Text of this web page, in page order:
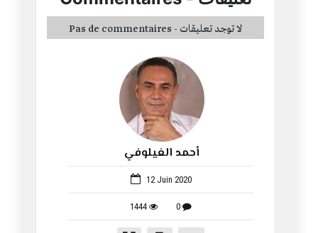
أحمد الغيلوفي
12 Juin 2020
1444 0
Pas de commentaires - لا توجد تعليقات